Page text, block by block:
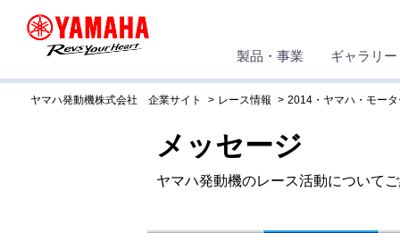
製品・事業 ギャラリー
ヤマハ発動機株式会社 企業サイト レース情報 2014・ヤマハ・モー
メッセージ
ヤマハ発動機のレース活動について